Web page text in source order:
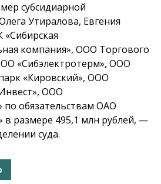
субсидиарной
Утиралова, Евгения
компания», ООО Торгового
«Сибэлектротерм», ООО
«Кировский», ООО
ООО
по обязательствам ОАО
в размере 495,1 млн рублей, —
суда.